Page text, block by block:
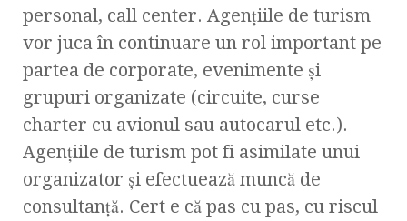
personal, call center. Agenţiile de turism
vor juca în continuare un rol important pe
partea de corporate, evenimente şi
grupuri organizate (circuite, curse
charter cu avionul sau autocarul etc.).
Agenţiile de turism pot fi asimilate unui
organizator şi efectuează muncă de
consultanţă. Cert e că pas cu pas, cu riscul